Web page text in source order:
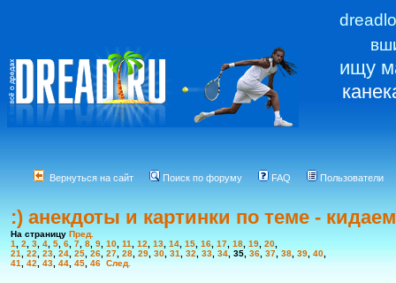
ищу
Вернуться на сайт Поиск по форуму FAQ Пользователи
:) анекдоты и картинки по теме -
На страницу Пред.
1
2 3 4 5 6 7 8 9 10 11 12 13 14 15 16 17 18 19 20
21
22 23 24 25 26 27 28 29 30 31 32 33 34 35 36 37 38 39 40
41
42 43 44 45 46 След.